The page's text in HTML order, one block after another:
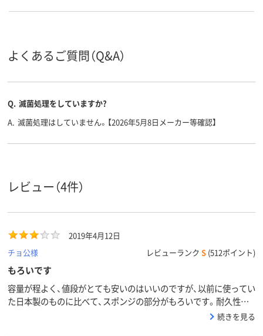
よくあるご質問（Q&A）
Q. 滅菌処理をしていますか?
A. 滅菌処理はしていません。【2026年5月8日メーカー等確認】
レビュー（4件）
2019年4月12日
チョ公様
レビューランク S (512ポイント)
もろいです
容量が程よく、値段がとても安いのはいいのですが、以前に使ってい
た日本製のものに比べて、スポンジの部分がもろいです。耐久性が
あまりないので、これだと高くてもある程度の期間使える日本製の
続きを見る